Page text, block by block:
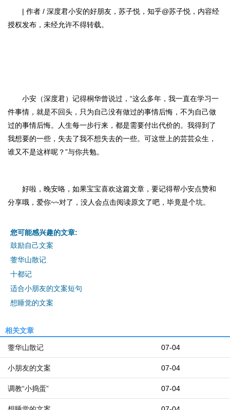
| 作者 / 深度君小安的好朋友，苏子悦，知乎@苏子悦，内容经
授权发布，未经允许不得转载。
小安（深度君）记得桐华曾说过，“这么多年，我一直在学习一
件事情，就是不回头，只为自己没有做过的事情后悔，不为自己做
过的事情后悔。人生每一步行来，都是需要付出代价的。我得到了
我想要的一些，失去了我不想失去的一些。可这世上的芸芸众生，
谁又不是这样呢？”与你共勉。
好啦，晚安咯，如果宝宝喜欢这篇文章，要记得帮小安点赞和
分享哦，爱你~~对了，没人会点击阅读原文了吧，毕竟是个坑。
您可能感兴趣的文章:
鼓励自己文案
蓥华山散记
十都记
适合小朋友的文案短句
想睡觉的文案
相关文章
07-04
蓥华山散记
07-04
小朋友的文案
07-04
调教“小捣蛋”